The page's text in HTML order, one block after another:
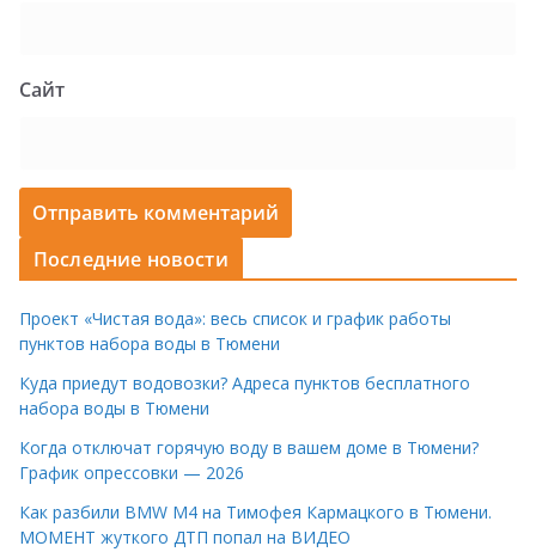
Сайт
Последние новости
Проект «Чистая вода»: весь список и график работы
пунктов набора воды в Тюмени
Куда приедут водовозки? Адреса пунктов бесплатного
набора воды в Тюмени
Когда отключат горячую воду в вашем доме в Тюмени?
График опрессовки — 2026
Как разбили BMW M4 на Тимофея Кармацкого в Тюмени.
МОМЕНТ жуткого ДТП попал на ВИДЕО